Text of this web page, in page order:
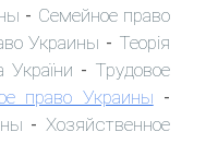
- Семейное право
Украины - Теорія
України - Трудовое
право Украины -
- Хозяйственное